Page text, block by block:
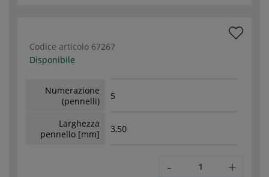
Codice articolo 67267
Disponibile
Numerazione
(pennelli)
5
Larghezza
pennello [mm]
3,50
- +